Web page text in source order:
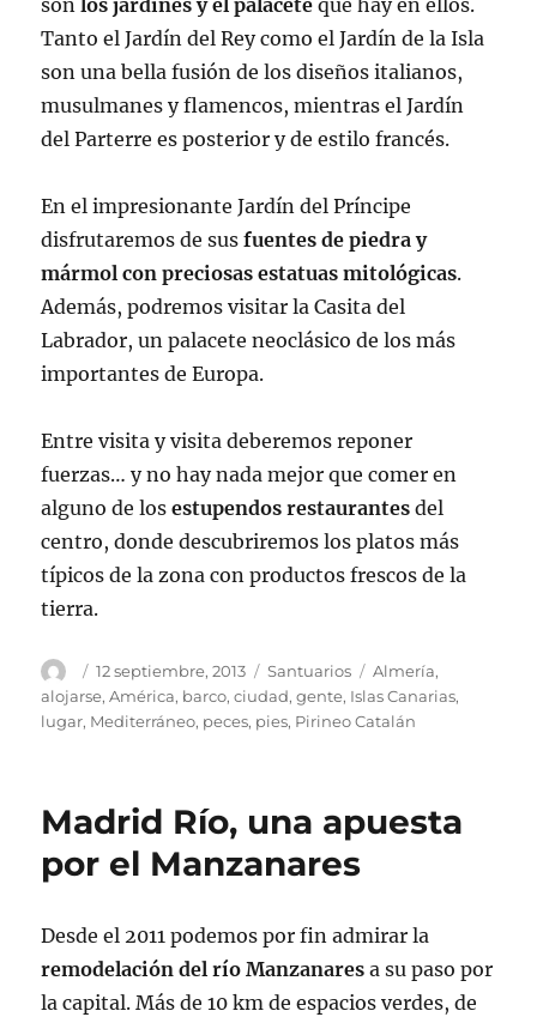
son los jardines y el palacete que hay en ellos.
Tanto el Jardín del Rey como el Jardín de la Isla
son una bella fusión de los diseños italianos,
musulmanes y flamencos, mientras el Jardín
del Parterre es posterior y de estilo francés.
En el impresionante Jardín del Príncipe
disfrutaremos de susfuentes de piedra y
mármol con preciosas estatuas mitológicas.
Además, podremos visitar la Casita del
Labrador, un palacete neoclásico de los más
importantes de Europa.
Entre visita y visita deberemos reponer
fuerzas… y no hay nada mejor que comer en
alguno de losestupendos restaurantes del
centro, donde descubriremos los platos más
típicos de la zona con productos frescos de la
tierra.
Autor
Publicado
el
12 septiembre, 2013 Categorías
Santuarios Etiquetas
Almería,
alojarse,América, barco,ciudad,gente, Islas Canarias,
lugar, Mediterráneo, peces, pies, Pirineo Catalán
Madrid Río, una apuesta
por el Manzanares
Desde el 2011 podemos por fin admirar la
remodelación del río Manzanares a su paso por
la capital. Más de 10 km de espacios verdes, de